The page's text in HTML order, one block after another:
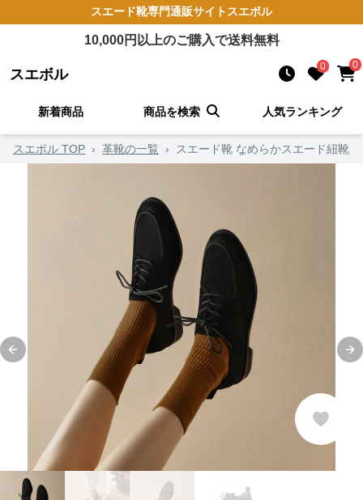
スエード靴専門通販サイト スエボル
10,000円以上のご購入で送料無料
スエボル 0 0
新着商品 商品を検索 人気ランキング
スエボル TOP › 革靴の一覧 › スエード靴 なめらかスエード紐靴
Previous slide